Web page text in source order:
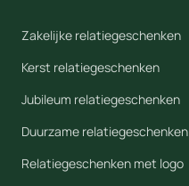
Zakelijke relatiegeschenken
Kerst relatiegeschenken
Jubileum relatiegeschenken
Duurzame relatiegeschenken
Relatiegeschenken met logo